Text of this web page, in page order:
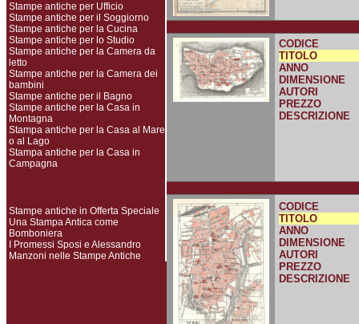
Stampe antiche per Ufficio
Stampe antiche per il Soggiorno
Stampe antiche per la Cucina
Stampe antiche per lo Studio
Stampe antiche per la Camera da
letto
Stampe antiche per la Camera dei
bambini
Stampe antiche per il Bagno
Stampe antiche per la Casa in
Montagna
Stampa antiche per la Casa al Mare
o al Lago
Stampa antiche per la Casa in
Campagna
Stampe antiche in Offerta Speciale
Una Stampa Antica come
Bomboniera
I Promessi Sposi e Alessandro
Manzoni nelle Stampe Antiche
CODICE
TITOLO
ANNO
DIMENSIONE
AUTORI
PREZZO
DESCRIZIONE
CODICE
TITOLO
ANNO
DIMENSIONE
AUTORI
PREZZO
DESCRIZIONE